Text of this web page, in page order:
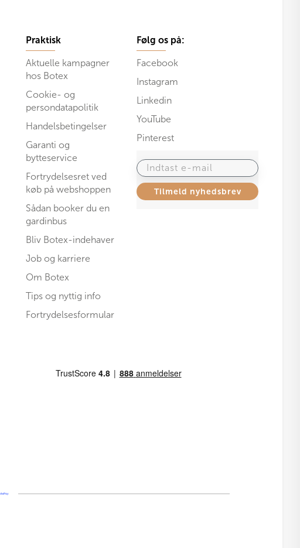
Praktisk
Aktuelle kampagner
hos Botex
Cookie- og
persondatapolitik
Handelsbetingelser
Garanti og
bytteservice
Fortrydelsesret ved
køb på webshoppen
Sådan booker du en
gardinbus
Bliv Botex-indehaver
Job og karriere
Om Botex
Tips og nyttig info
Fortrydelsesformular
Følg os på:
Facebook
Instagram
Linkedin
YouTube
Pinterest
Indtast e-mail
Tilmeld nyhedsbrev